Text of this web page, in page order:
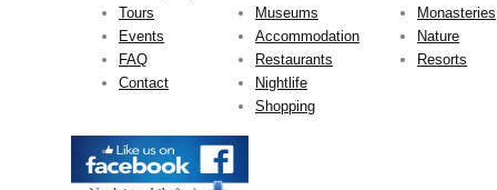
Tours
Events
FAQ
Contact
Museums
Accommodation
Restaurants
Nightlife
Shopping
Monasteries
Nature
Resorts